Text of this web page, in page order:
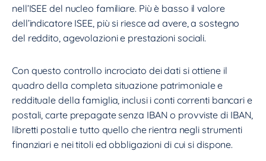
nell’ISEE del nucleo familiare. Più è basso il valore
dell’indicatore ISEE, più si riesce ad avere, a sostegno
del reddito, agevolazioni e prestazioni sociali.
Con questo controllo incrociato dei dati si ottiene il
quadro della completa situazione patrimoniale e
reddituale della famiglia, inclusi i conti correnti bancari e
postali, carte prepagate senza IBAN o provviste di IBAN,
libretti postali e tutto quello che rientra negli strumenti
finanziari e nei titoli ed obbligazioni di cui si dispone.